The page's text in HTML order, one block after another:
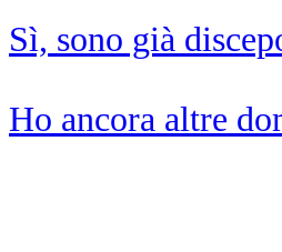
Sì, sono già
Ho ancora altre